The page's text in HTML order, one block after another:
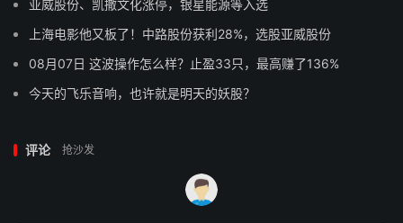
亚威股份、凯撒文化涨停，银星能源等入选
上海电影他又板了！中路股份获利28%，选股亚威股份
08月07日 这波操作怎么样？止盈33只，最高赚了136%
今天的飞乐音响，也许就是明天的妖股？
评论 抢沙发